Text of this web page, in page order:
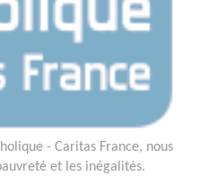
- Caritas France, nous
et les inégalités.